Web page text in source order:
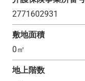
2771602931
敷地面積
0㎡
地上階数